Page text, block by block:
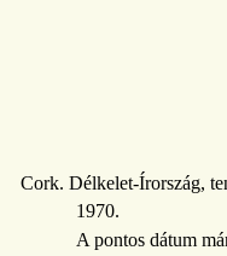
Cork. Délkelet-Írország,
1970.
A pontos dátum